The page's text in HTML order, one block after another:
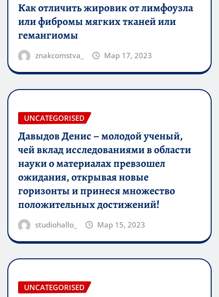
Как отличить жировик от лимфоузла
или фибромы мягких тканей или
гемангиомы
znakcomstva_ Мар 17, 2023
UNCATEGORISED
Давыдов Денис – молодой ученый,
чей вклад исследованиями в области
науки о материалах превзошел
ожидания, открывая новые
горизонты и принеся множество
положительных достижений!
studiohallo_ Мар 15, 2023
UNCATEGORISED